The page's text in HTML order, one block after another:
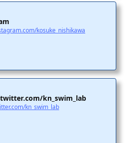
kosuke_nishikawa
kn_swim_lab
kn_swim_lab